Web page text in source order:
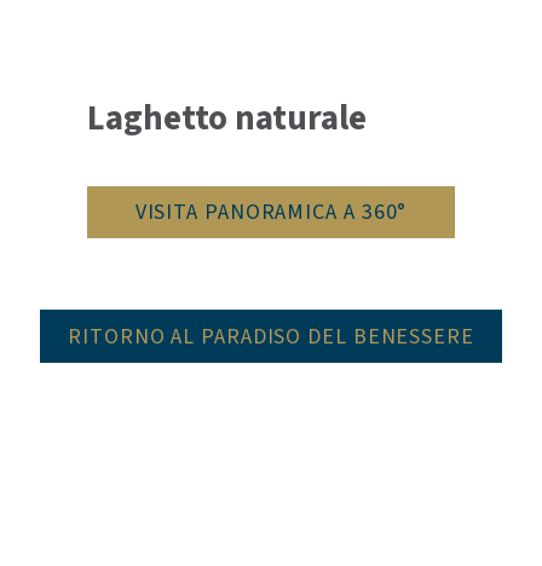
Laghetto naturale
VISITA PANORAMICA A 360°
RITORNO AL PARADISO DEL BENESSERE